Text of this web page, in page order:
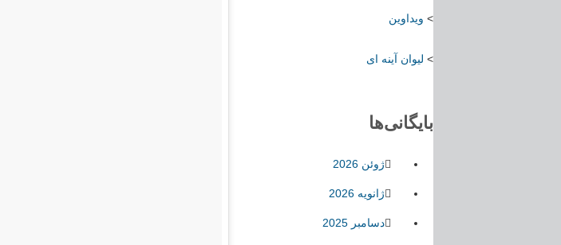
> ویداوین
> لیوان آینه ای
بایگانی‌ها
ژوئن 2026
ژانویه 2026
دسامبر 2025